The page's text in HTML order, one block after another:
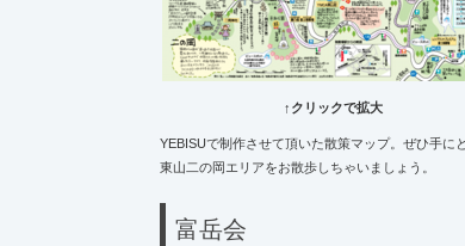
↑クリックで拡大
YEBISUで制作させて頂いた散策マップ。ぜひ手に
東山二の岡エリアをお散歩しちゃいましょう。
富岳会